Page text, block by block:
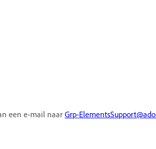
een e-mail naar Grp-